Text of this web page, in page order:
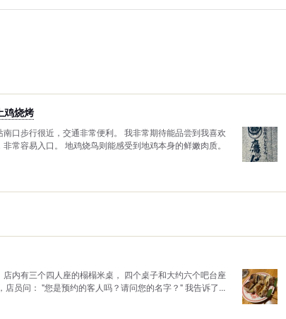
鸡烧烤
口步行很近，交通非常便利。 我非常期待能品尝到我喜欢
常容易入口。 地鸡烧鸟则能感受到地鸡本身的鲜嫩肉质。
内有三个四人座的榻榻米桌， 四个桌子和大约六个吧台座
员问： "您是预约的客人吗？请问您的名字？" 我告诉了...